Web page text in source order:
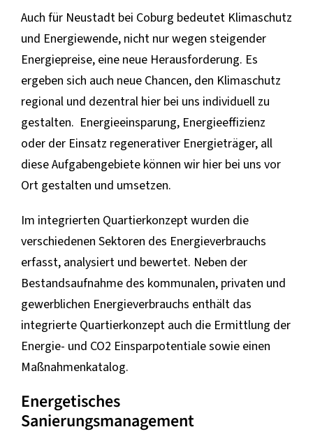
Auch für Neustadt bei Coburg bedeutet Klimaschutz
und Energiewende, nicht nur wegen steigender
Energiepreise, eine neue Herausforderung. Es
ergeben sich auch neue Chancen, den Klimaschutz
regional und dezentral hier bei uns individuell zu
gestalten. Energieeinsparung, Energieeffizienz
oder der Einsatz regenerativer Energieträger, all
diese Aufgabengebiete können wir hier bei uns vor
Ort gestalten und umsetzen.
Im integrierten Quartierkonzept wurden die
verschiedenen Sektoren des Energieverbrauchs
erfasst, analysiert und bewertet. Neben der
Bestandsaufnahme des kommunalen, privaten und
gewerblichen Energieverbrauchs enthält das
integrierte Quartierkonzept auch die Ermittlung der
Energie- und CO2 Einsparpotentiale sowie einen
Maßnahmenkatalog.
Energetisches
Sanierungsmanagement